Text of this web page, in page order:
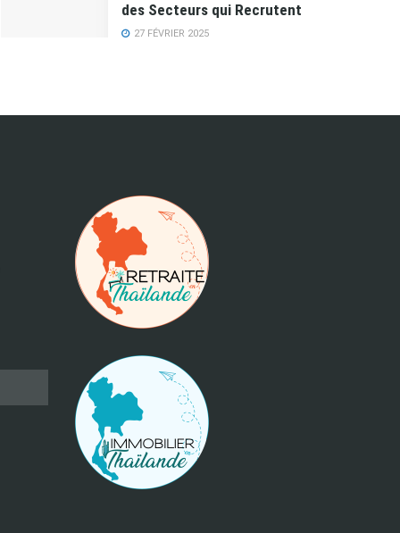
des Secteurs qui Recrutent
27 FÉVRIER 2025